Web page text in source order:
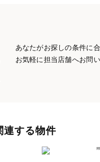
あなたがお探しの条件に
お気軽に担当店舗へお問
連する物件